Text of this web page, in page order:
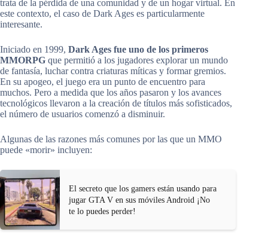
trata de la pérdida de una comunidad y de un hogar virtual. En
este contexto, el caso de Dark Ages es particularmente
interesante.
Iniciado en 1999, Dark Ages fue uno de los primeros
MMORPG que permitió a los jugadores explorar un mundo
de fantasía, luchar contra criaturas míticas y formar gremios.
En su apogeo, el juego era un punto de encuentro para
muchos. Pero a medida que los años pasaron y los avances
tecnológicos llevaron a la creación de títulos más sofisticados,
el número de usuarios comenzó a disminuir.
Algunas de las razones más comunes por las que un MMO
puede «morir» incluyen:
El secreto que los gamers están usando para
jugar GTA V en sus móviles Android ¡No
te lo puedes perder!